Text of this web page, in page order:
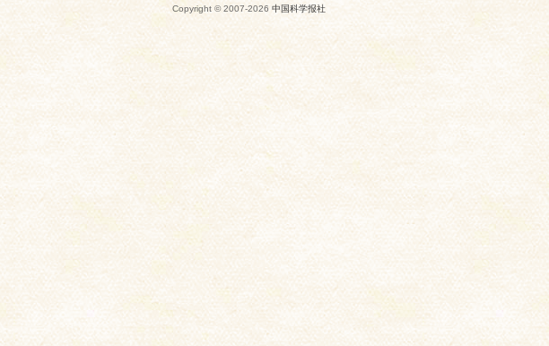
Copyright © 2007-2026 中国科学报社